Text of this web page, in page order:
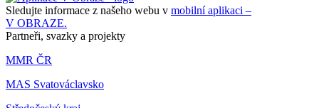
Sledujte informace z našeho webu v mobilní aplikaci –
V OBRAZE.
Partneři, svazky a projekty
MMR ČR
MAS Svatováclavsko